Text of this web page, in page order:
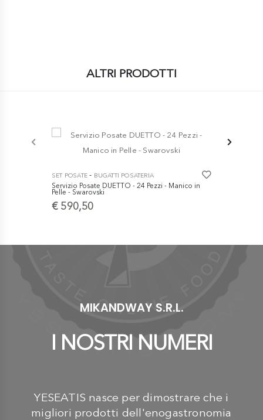
ALTRI PRODOTTI
SET POSATE - BUGATTI POSATERIA
Servizio Posate DUETTO - 24 Pezzi - Manico in
Pelle - Swarovski
€ 590,50
MIKANDWAY S.R.L.
I NOSTRI NUMERI
YESEATIS nasce per dimostrare che i
migliori prodotti dell'enogastronomia